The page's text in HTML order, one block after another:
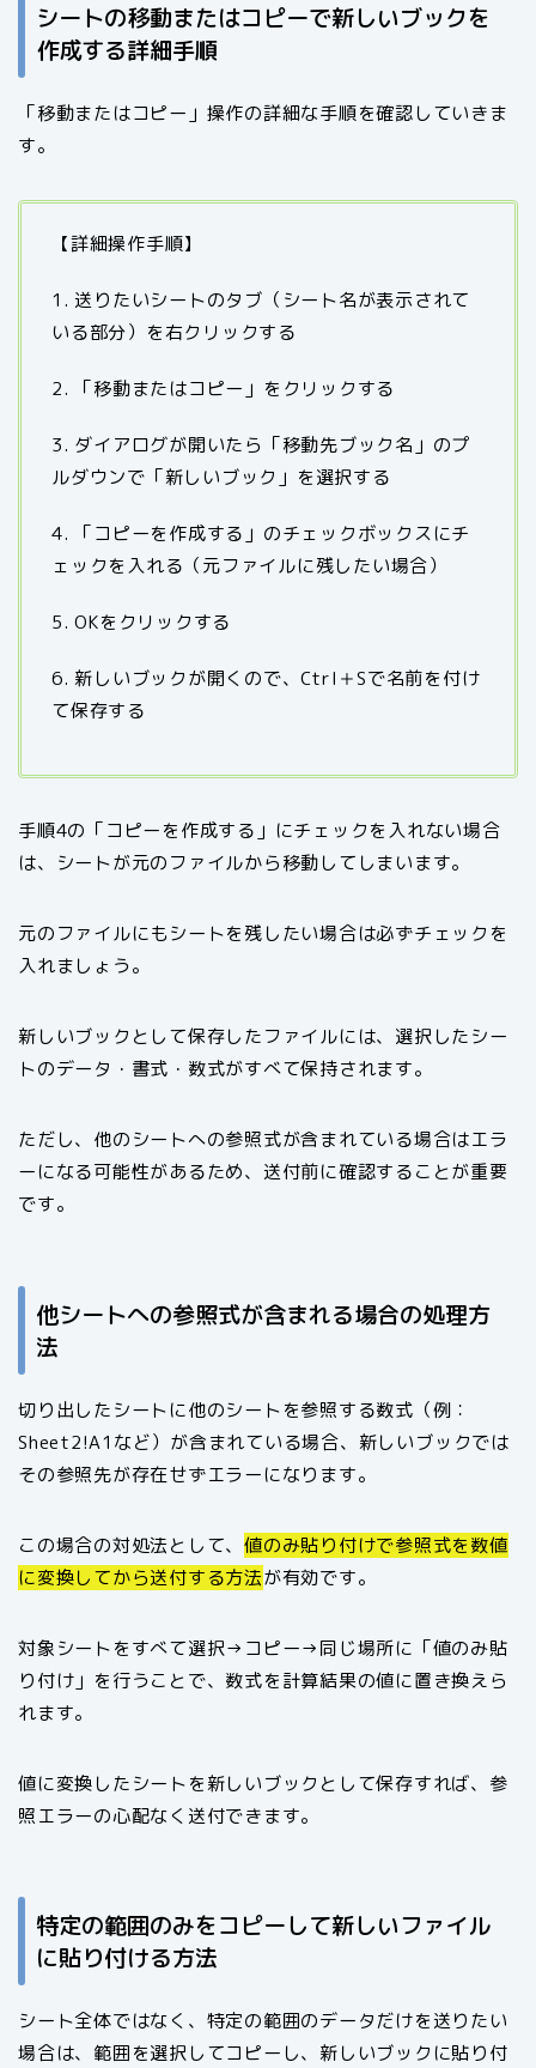
シートの移動またはコピーで新しいブックを
作成する詳細手順
「移動またはコピー」操作の詳細な手順を確認していきま
す。
【詳細操作手順】
1. 送りたいシートのタブ（シート名が表示されて
いる部分）を右クリックする
2. 「移動またはコピー」をクリックする
3. ダイアログが開いたら「移動先ブック名」のプ
ルダウンで「新しいブック」を選択する
4. 「コピーを作成する」のチェックボックスにチ
ェックを入れる（元ファイルに残したい場合）
5. OKをクリックする
6. 新しいブックが開くので、Ctrl＋Sで名前を付け
て保存する
手順4の「コピーを作成する」にチェックを入れない場合
は、シートが元のファイルから移動してしまいます。
元のファイルにもシートを残したい場合は必ずチェックを
入れましょう。
新しいブックとして保存したファイルには、選択したシー
トのデータ・書式・数式がすべて保持されます。
ただし、他のシートへの参照式が含まれている場合はエラ
ーになる可能性があるため、送付前に確認することが重要
です。
他シートへの参照式が含まれる場合の処理方
法
切り出したシートに他のシートを参照する数式（例：
Sheet2!A1など）が含まれている場合、新しいブックでは
その参照先が存在せずエラーになります。
この場合の対処法として、値のみ貼り付けで参照式を数値
に変換してから送付する方法が有効です。
対象シートをすべて選択→コピー→同じ場所に「値のみ貼
り付け」を行うことで、数式を計算結果の値に置き換えら
れます。
値に変換したシートを新しいブックとして保存すれば、参
照エラーの心配なく送付できます。
特定の範囲のみをコピーして新しいファイル
に貼り付ける方法
シート全体ではなく、特定の範囲のデータだけを送りたい
場合は、範囲を選択してコピーし、新しいブックに貼り付